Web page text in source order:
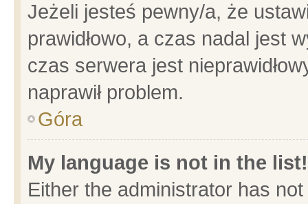
Jeżeli jesteś pewny/a, że
prawidłowo, a czas nadal jest
czas serwera jest
naprawił problem.
Góra
My language is not in the list!
Either the administrator has